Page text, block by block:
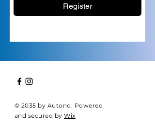
Register
© 2035 by Autono. Powered
and secured byWix